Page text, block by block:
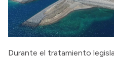
Durante el tratamiento